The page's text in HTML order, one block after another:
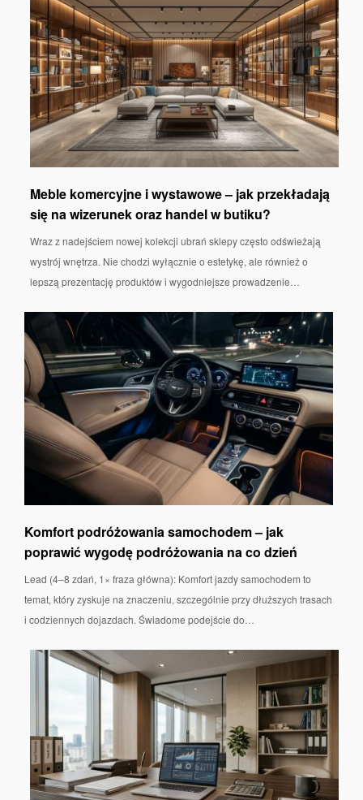
Meble komercyjne i wystawowe – jak przekładają
się na wizerunek oraz handel w butiku?
Wraz z nadejściem nowej kolekcji ubrań sklepy często odświeżają
wystrój wnętrza. Nie chodzi wyłącznie o estetykę, ale również o
lepszą prezentację produktów i wygodniejsze prowadzenie…
Komfort podróżowania samochodem – jak
poprawić wygodę podróżowania na co dzień
Lead (4–8 zdań, 1× fraza główna): Komfort jazdy samochodem to
temat, który zyskuje na znaczeniu, szczególnie przy dłuższych trasach
i codziennych dojazdach. Świadome podejście do…